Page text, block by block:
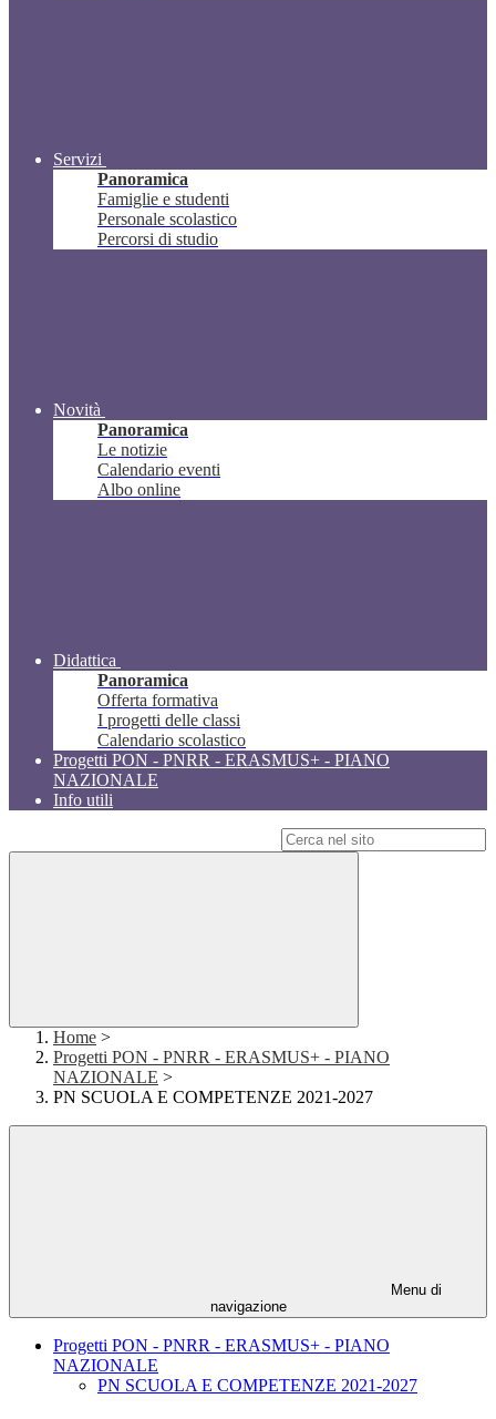
Servizi
Panoramica
Famiglie e studenti
Personale scolastico
Percorsi di studio
Novità
Panoramica
Le notizie
Calendario eventi
Albo online
Didattica
Panoramica
Offerta formativa
I progetti delle classi
Calendario scolastico
Progetti PON - PNRR - ERASMUS+ - PIANO
NAZIONALE
Info utili
Home >
Progetti PON - PNRR - ERASMUS+ - PIANO
NAZIONALE >
PN SCUOLA E COMPETENZE 2021-2027
Menu di
navigazione
Progetti PON - PNRR - ERASMUS+ - PIANO
NAZIONALE
PN SCUOLA E COMPETENZE 2021-2027